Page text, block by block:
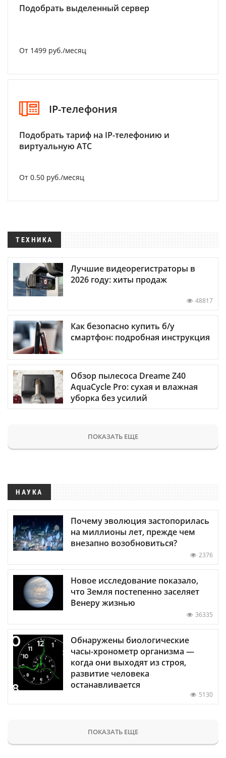
Подобрать выделенный сервер
От 1499 руб./месяц
IP-телефония
Подобрать тариф на IP-телефонию и
виртуальную АТС
От 0.50 руб./месяц
ТЕХНИКА
Лучшие видеорегистраторы в
2026 году: хиты продаж
48817
Как безопасно купить б/у
смартфон: подробная инструкция
Обзор пылесоса Dreame Z40
AquaCycle Pro: сухая и влажная
уборка без усилий
ПОКАЗАТЬ ЕЩЕ
НАУКА
Почему эволюция застопорилась
на миллионы лет, прежде чем
внезапно возобновиться?
2376
Новое исследование показало,
что Земля постепенно заселяет
Венеру жизнью
36335
Обнаружены биологические
часы-хронометр организма —
когда они выходят из строя,
развитие человека
останавливается
5130
ПОКАЗАТЬ ЕЩЕ